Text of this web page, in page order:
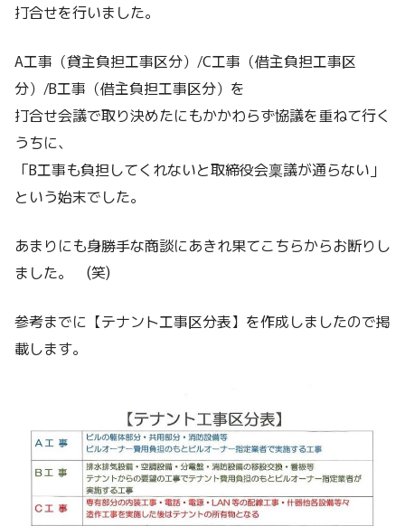
打合せを行いました。
A工事（貸主負担工事区分）/C工事（借主負担工事区
分）/B工事（借主負担工事区分）を
打合せ会議で取り決めたにもかかわらず協議を重ねて行く
うちに、
「B工事も負担してくれないと取締役会稟議が通らない」
という始末でした。
あまりにも身勝手な商談にあきれ果てこちらからお断りし
ました。 (笑)
参考までに【テナント工事区分表】を作成しましたので掲
載します。